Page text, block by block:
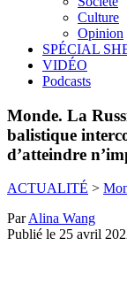
Culture
Opinion
SPÉCIAL
VIDÉO
Podcasts
Monde. La
balistique
d’atteindre
ACTUALITÉ >
ParAlina Wang
Publié le 25 avril